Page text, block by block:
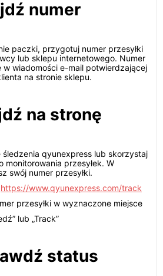
numer
paczki, przygotuj numer przesyłki
lub sklepu internetowego. Numer
wiadomości e-mail potwierdzającej
na stronie sklepu.
na stronę
qyunexpress lub skorzystaj
przesyłek. W
swój numer przesyłki.
https://www.qyunexpress.com/track
przesyłki w wyznaczone miejsce
lub „Track”
status